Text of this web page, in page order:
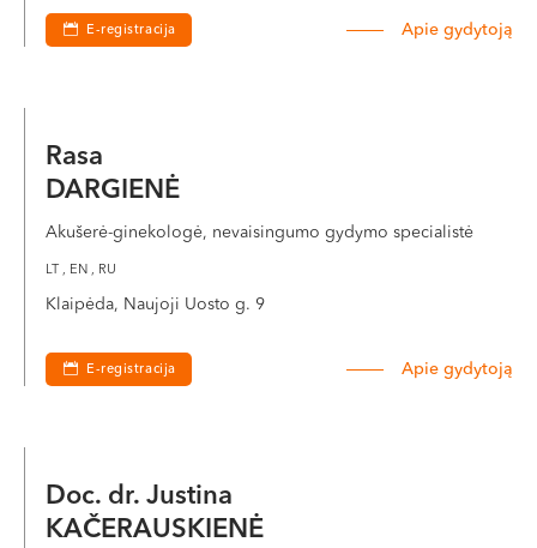
E-registracija Apie gydytoją
Rasa
DARGIENĖ
Akušerė-ginekologė, nevaisingumo gydymo specialistė
LT , EN , RU
Klaipėda, Naujoji Uosto g. 9
E-registracija Apie gydytoją
Doc. dr. Justina
KAČERAUSKIENĖ